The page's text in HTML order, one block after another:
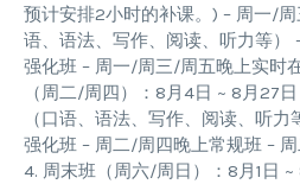
预计安排2小时的补课。) – 周一/
语、语法、写作、阅读、听力等
强化班 – 周一/周三/周五晚上实时
（周二/周四）：8月4日 ~ 8月27
（口语、语法、写作、阅读、听
强化班 – 周二/周四晚上常规班 –
4. 周末班（周六/周日）：8月1日